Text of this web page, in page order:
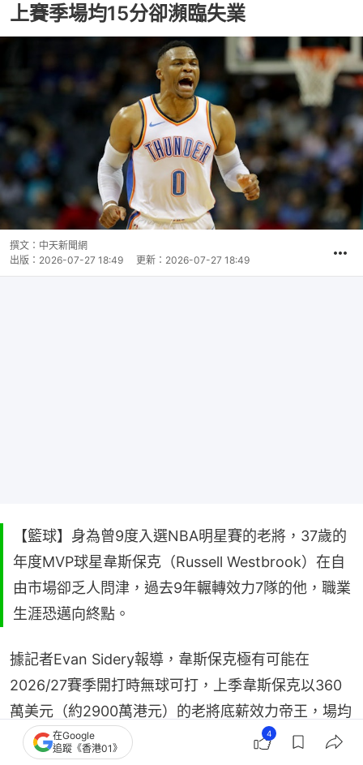
上賽季場均15分卻瀕臨失業
撰文： 中天新聞網
出版： 2026-07-27 18:49 更新： 2026-07-27 18:49
【籃球】身為曾9度入選NBA明星賽的老將，37歲的
年度MVP球星韋斯保克（Russell Westbrook）在自
由市場卻乏人問津，過去9年輾轉效力7隊的他，職業
生涯恐邁向終點。
據記者Evan Sidery報導，韋斯保克極有可能在
2026/27賽季開打時無球可打，上季韋斯保克以360
萬美元（約2900萬港元）的老將底薪效力帝王，場均
可得15.2分、5.4籃板與6.7助攻，三分命中率達
在Google
追蹤《香港01》
4